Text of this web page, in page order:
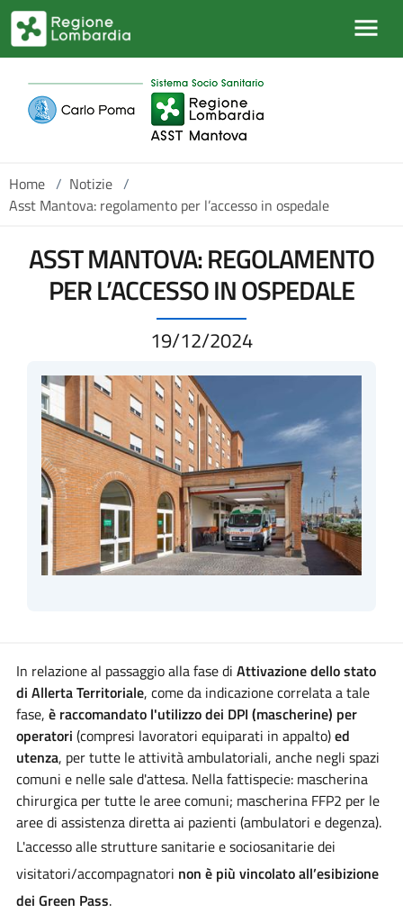
Salta al contenuto principale
Home / Notizie /
Asst Mantova: regolamento per l’accesso in ospedale
ASST MANTOVA: REGOLAMENTO
PER L’ACCESSO IN OSPEDALE
19/12/2024
In relazione al passaggio alla fase di Attivazione dello stato
di Allerta Territoriale, come da indicazione correlata a tale
fase, è raccomandato l'utilizzo dei DPI (mascherine) per
operatori (compresi lavoratori equiparati in appalto)ed
utenza, per tutte le attività ambulatoriali, anche negli spazi
comuni e nelle sale d'attesa. Nella fattispecie: mascherina
chirurgica per tutte le aree comuni; mascherina FFP2 per le
aree di assistenza diretta ai pazienti (ambulatori e degenza).
L'accesso alle strutture sanitarie e sociosanitarie dei
visitatori/accompagnatori non è più vincolato all’esibizione
dei Green Pass.